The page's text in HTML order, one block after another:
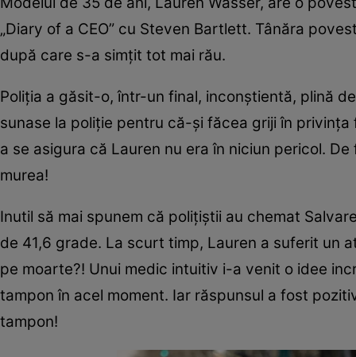
„Diary of a CEO” cu Steven Bartlett. Tânăra
după care s-a simțit tot mai rău.
Poliția a găsit-o, într-un final, inconștientă, plină
sunase la poliție pentru că-și făcea griji în
a se asigura că Lauren nu era în niciun pericol.
murea!
Inutil să mai spunem că polițiștii au chemat
de 41,6 grade. La scurt timp, Lauren a suferit un
pe moarte?! Unui medic intuitiv i-a venit o idee
tampon în acel moment. Iar răspunsul a fost
tampon!